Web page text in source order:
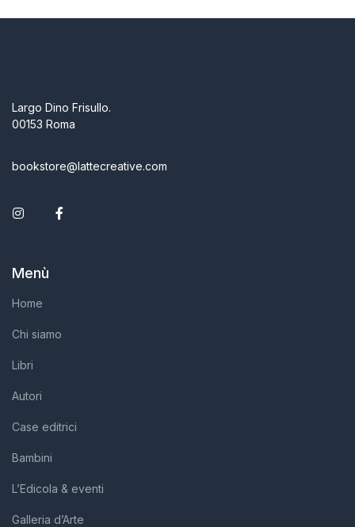
Largo Dino Frisullo.
00153 Roma
bookstore@lattecreative.com
Instagram
Menù
Home
Chi siamo
Libri
Autori
Case editrici
Bambini
L’Edicola & eventi
Galleria d’Arte